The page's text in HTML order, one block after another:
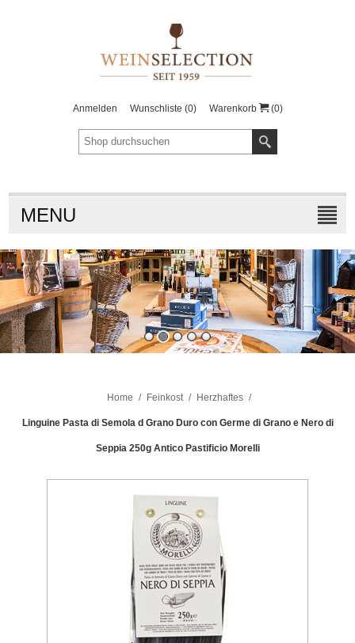
Anmelden Wunschliste (0) Warenkorb (0)
MENU
Home / Feinkost / Herzhaftes /
Linguine Pasta di Semola d Grano Duro con Germe di Grano e Nero di
Seppia 250g Antico Pastificio Morelli